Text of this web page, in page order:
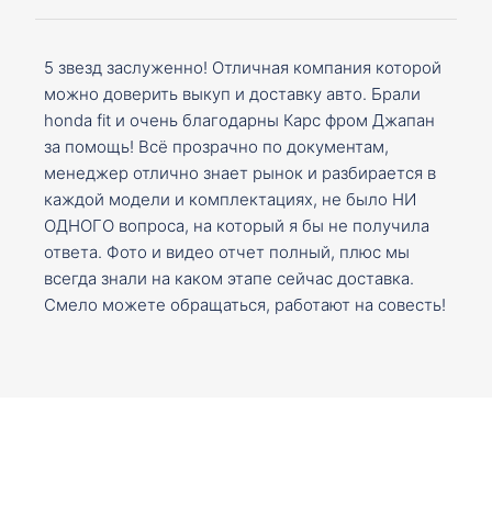
5 звезд заслуженно! Отличная компания которой
можно доверить выкуп и доставку авто. Брали
honda fit и очень благодарны Карс фром Джапан
за помощь! Всё прозрачно по документам,
менеджер отлично знает рынок и разбирается в
каждой модели и комплектациях, не было НИ
ОДНОГО вопроса, на который я бы не получила
ответа. Фото и видео отчет полный, плюс мы
всегда знали на каком этапе сейчас доставка.
Смело можете обращаться, работают на совесть!